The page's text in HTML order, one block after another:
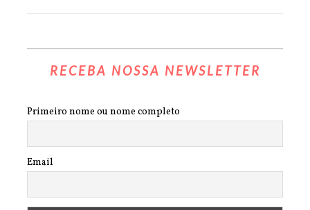
RECEBA NOSSA NEWSLETTER
Primeiro nome ou nome completo
Email